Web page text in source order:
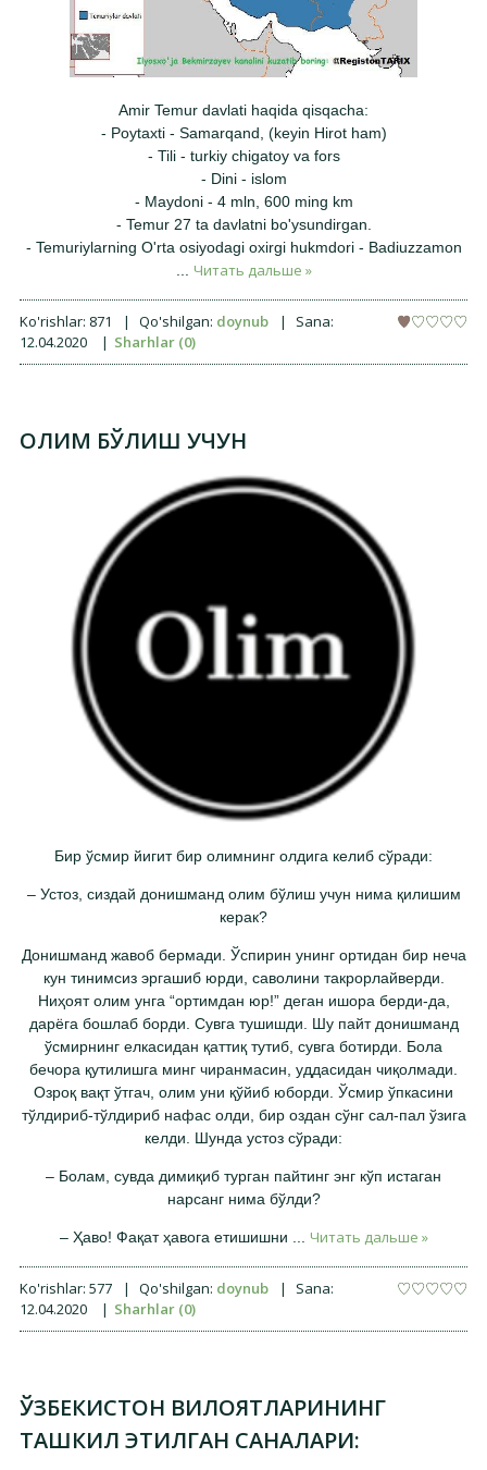
Amir Temur davlati haqida qisqacha:
- Poytaxti - Samarqand, (keyin Hirot ham)
- Tili - turkiy chigatoy va fors
- Dini - islom
- Maydoni - 4 mln, 600 ming km
- Temur 27 ta davlatni bo'ysundirgan.
- Temuriylarning O'rta osiyodagi oxirgi hukmdori - Badiuzzamon
Читать дальше »
Ko'rishlar: 871 | Qo'shilgan: doynub |
Sana:
12.04.2020
| Sharhlar (0)
ОЛИМ БЎЛИШ УЧУН
Бир ўсмир йигит бир олимнинг олдига келиб сўради:
– Устоз, сиздай донишманд олим бўлиш учун нима қилишим
керак?
Донишманд жавоб бермади. Ўспирин унинг ортидан бир неча
кун тинимсиз эргашиб юрди, саволини такрорлайверди.
Ниҳоят олим унга “ортимдан юр!” деган ишора берди-да,
дарёга бошлаб борди. Сувга тушишди. Шу пайт донишманд
ўсмирнинг елкасидан қаттиқ тутиб, сувга ботирди. Бола
бечора қутилишга минг чиранмасин, уддасидан чиқолмади.
Озроқ вақт ўтгач, олим уни қўйиб юборди. Ўсмир ўпкасини
тўлдириб-тўлдириб нафас олди, бир оздан сўнг сал-пал ўзига
келди. Шунда устоз сўради:
– Болам, сувда димиқиб турган пайтинг энг кўп истаган
нарсанг нима бўлди?
– Ҳаво! Фақат ҳавога етишишни Читать дальше »
Ko'rishlar: 577 | Qo'shilgan: doynub |
Sana:
12.04.2020
| Sharhlar (0)
ЎЗБЕКИСТОН ВИЛОЯТЛАРИНИНГ
ТАШКИЛ ЭТИЛГАН САНАЛАРИ: